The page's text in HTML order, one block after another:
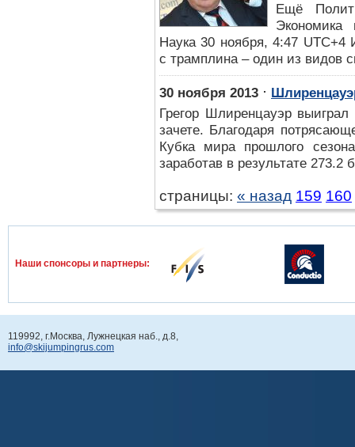
Ещё
Наука 30 ноября, 4:47
с трамплина – один из видов
30 ноября 2013 ⋅
Грегор Шлиренцауэр
зачете. Благодаря
Кубка мира прошлого
заработав в результате
страницы: « назад 159 160
Наши спонcоры и партнеры:
119992, г.Москва, Лужнецкая наб., д.8,
info@skijumpingrus.com